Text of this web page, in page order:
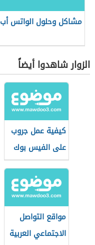
مشاكل وحلول الواتس أب
الزوار شاهدوا أيضاً
كيفية عمل جروب
على الفيس بوك
مواقع التواصل
الاجتماعي العربية